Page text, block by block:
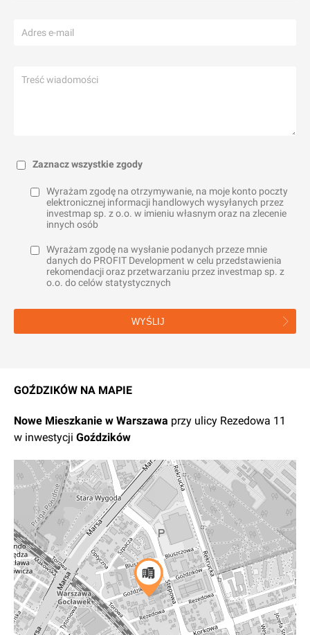
Zaznacz wszystkie zgody
Wyrażam zgodę na otrzymywanie, na moje konto poczty
elektronicznej informacji handlowych wysyłanych przez
investmap sp. z o.o. w imieniu własnym oraz na zlecenie
innych osób
Wyrażam zgodę na wysłanie podanych przeze mnie
danych do PROFIT Development w celu przedstawienia
rekomendacji oraz przetwarzaniu przez investmap sp. z
o.o. do celów statystycznych
WYŚLIJ
GOŹDZIKÓW NA MAPIE
Nowe Mieszkanie w Warszawa przy ulicy Rezedowa 11
w inwestycji Goździków